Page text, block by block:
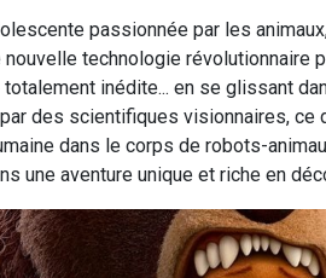
passionnée par les
technologie révolutionnaire
totalement inédite... en se glissant
par des scientifiques visionnaires,
dans le corps de robots-
une aventure unique et riche en